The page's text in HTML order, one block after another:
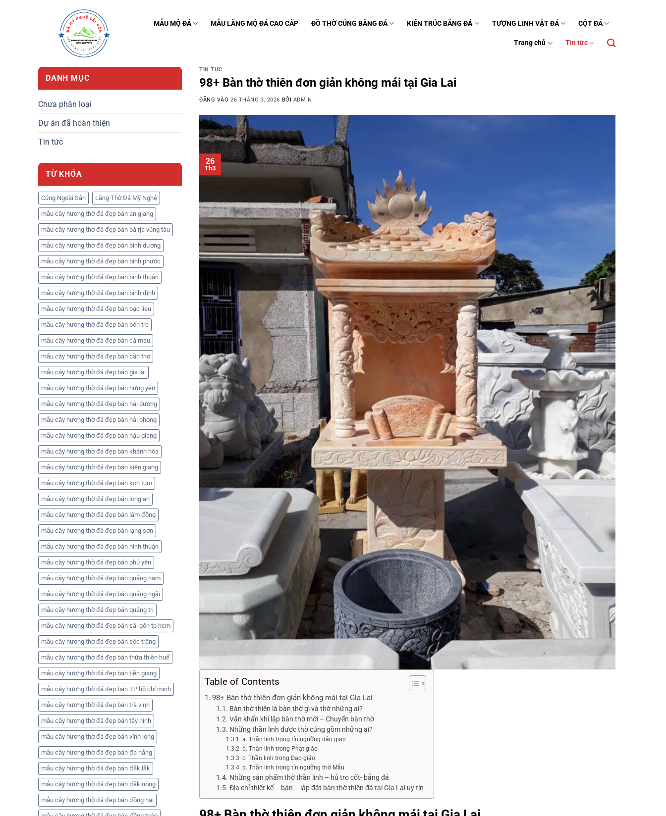
MẪU MỘ ĐÁ MẪU LĂNG MỘ ĐÁ CAO CẤP ĐỒ THỜ CÚNG BẰNG ĐÁ KIẾN TRÚC BẰNG ĐÁ TƯỢNG LINH VẬT ĐÁ CỘT ĐÁ
Trang chủ Tin tức
DANH MỤC
Chưa phân loại
Dự án đã hoàn thiện
Tin tức
TỪ KHÓA
Cúng Ngoài Sân Lăng Thờ Đá Mỹ Nghệ
mẫu cây hương thờ đá đẹp bán an giang
mẫu cây hương thờ đá đẹp bán bà rịa vũng tàu
mẫu cây hương thờ đá đẹp bán bình dương
mẫu cây hương thờ đá đẹp bán bình phước
mẫu cây hương thờ đá đẹp bán bình thuận
mẫu cây hương thờ đá đẹp bán bình định
mẫu cây hương thờ đá đẹp bán bạc lieu
mẫu cây hương thờ đá đẹp bán bến tre
mẫu cây hương thờ đá đẹp bán cà mau
mẫu cây hương thờ đá đẹp bán cần thơ
mẫu cây hương thờ đá đẹp bán gia lai
mẫu cây hương thờ đá đẹp bán hưng yên
mẫu cây hương thờ đá đẹp bán hải dương
mẫu cây hương thờ đá đẹp bán hải phòng
mẫu cây hương thờ đá đẹp bán hậu giang
mẫu cây hương thờ đá đẹp bán khánh hòa
mẫu cây hương thờ đá đẹp bán kiên giang
mẫu cây hương thờ đá đẹp bán kon tum
mẫu cây hương thờ đá đẹp bán long an
mẫu cây hương thờ đá đẹp bán lâm đồng
mẫu cây hương thờ đá đẹp bán lạng sơn
mẫu cây hương thờ đá đẹp bán ninh thuận
mẫu cây hương thờ đá đẹp bán phú yên
mẫu cây hương thờ đá đẹp bán quảng nam
mẫu cây hương thờ đá đẹp bán quảng ngãi
mẫu cây hương thờ đá đẹp bán quảng trị
mẫu cây hương thờ đá đẹp bán sài gòn tp hcm
mẫu cây hương thờ đá đẹp bán sóc trăng
mẫu cây hương thờ đá đẹp bán thừa thiên huế
mẫu cây hương thờ đá đẹp bán tiền giang
mẫu cây hương thờ đá đẹp bán TP hồ chí minh
mẫu cây hương thờ đá đẹp bán trà vinh
mẫu cây hương thờ đá đẹp bán tây ninh
mẫu cây hương thờ đá đẹp bán vĩnh long
mẫu cây hương thờ đá đẹp bán đà nẵng
mẫu cây hương thờ đá đẹp bán đắk lắk
mẫu cây hương thờ đá đẹp bán đắk nông
mẫu cây hương thờ đá đẹp bán đồng nai
TIN TỨC
98+ Bàn thờ thiên đơn giản không mái tại Gia Lai
ĐĂNG VÀO26 THÁNG 3, 2026 BỞI ADMIN
26
Th3
Table of Contents
98+ Bàn thờ thiên đơn giản không mái tại Gia Lai
Bàn thờ thiên là bàn thờ gì và thờ những ai?
Văn khấn khi lập bàn thờ mới – Chuyển bàn thờ
Những thần linh được thờ cúng gồm những ai?
a. Thần linh trong tín ngưỡng dân gian
b. Thần linh trong Phật giáo
c. Thần linh trong Đạo giáo
d. Thần linh trong tín ngưỡng thờ Mẫu
Những sản phẩm thờ thần linh – hủ tro cốt- bằng đá
Địa chỉ thiết kế – bán – lắp đặt bàn thờ thiên đá tại Gia Lai uy tín